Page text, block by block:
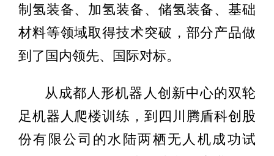
制氢装备、加氢装备、储氢装备、基础
材料等领域取得技术突破，部分产品做
到了国内领先、国际对标。
从成都人形机器人创新中心的双轮
足机器人爬楼训练，到四川腾盾科创股
份有限公司的水陆两栖无人机成功试